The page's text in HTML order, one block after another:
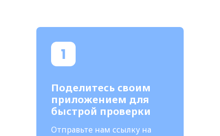
Поделитесь своим
приложением для
быстрой проверки
Отправьте нам ссылку на